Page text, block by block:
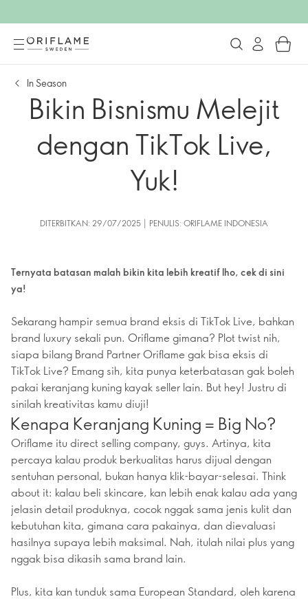
In Season
Bikin Bisnismu Melejit
dengan TikTok Live,
Yuk!
DITERBITKAN: 29/07/2025 | PENULIS: ORIFLAME INDONESIA
Ternyata batasan malah bikin kita lebih kreatif lho, cek di sini
ya!
Sekarang hampir semua brand eksis di TikTok Live, bahkan
brand luxury sekali pun. Oriflame gimana? Plot twist nih,
siapa bilang Brand Partner Oriflame gak bisa eksis di
TikTok Live? Emang sih, kita punya keterbatasan gak boleh
pakai keranjang kuning kayak seller lain. But hey! Justru di
sinilah kreativitas kamu diuji!
Kenapa Keranjang Kuning = Big No?
Oriflame itu direct selling company, guys. Artinya, kita
percaya kalau produk berkualitas harus dijual dengan
sentuhan personal, bukan hanya klik-bayar-selesai. Think
about it: kalau beli skincare, kan lebih enak kalau ada yang
jelasin detail produknya, cocok nggak sama jenis kulit dan
kebutuhan kita, gimana cara pakainya, dan dievaluasi
hasilnya supaya lebih maksimal. Nah, itulah nilai plus yang
nggak bisa dikasih sama brand lain.
Plus, kita kan tunduk sama European Standard, oleh karena